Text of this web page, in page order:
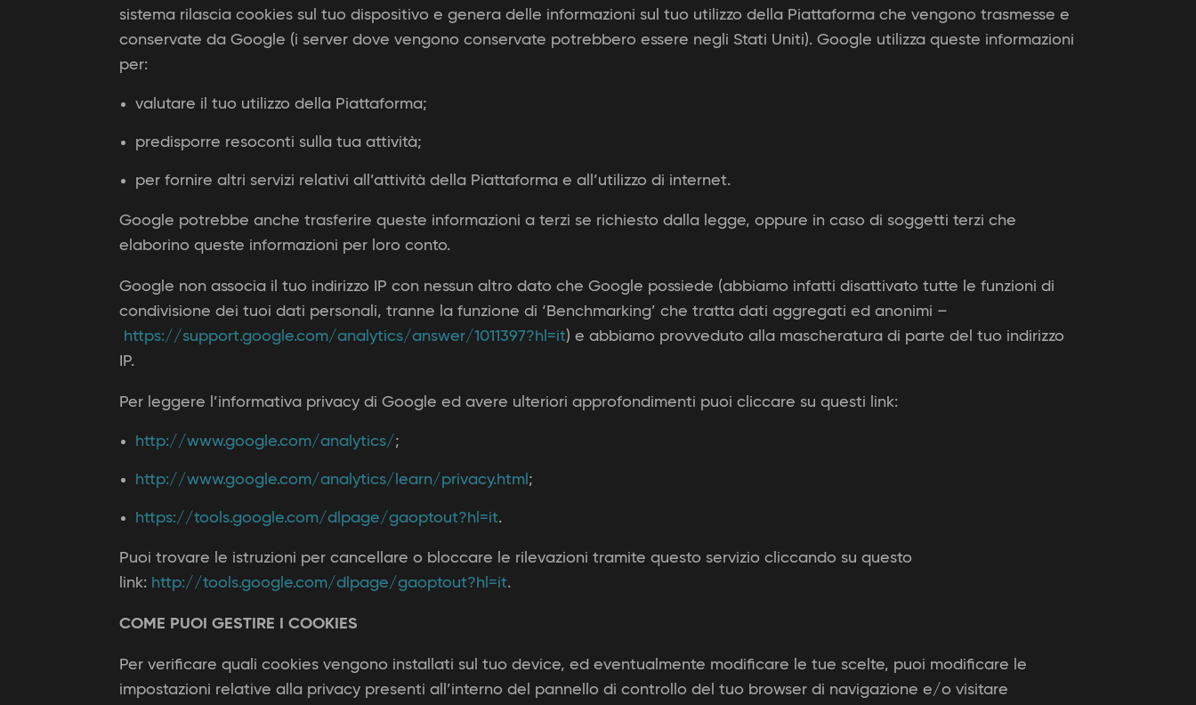
sistema rilascia cookies sul tuo dispositivo e genera delle informazioni sul tuo utilizzo della Piattaforma che vengono trasmesse e
conservate da Google (i server dove vengono conservate potrebbero essere negli Stati Uniti). Google utilizza queste informazioni
per:
valutare il tuo utilizzo della Piattaforma;
predisporre resoconti sulla tua attività;
per fornire altri servizi relativi all’attività della Piattaforma e all’utilizzo di internet.
Google potrebbe anche trasferire queste informazioni a terzi se richiesto dalla legge, oppure in caso di soggetti terzi che
elaborino queste informazioni per loro conto.
Google non associa il tuo indirizzo IP con nessun altro dato che Google possiede (abbiamo infatti disattivato tutte le funzioni di
condivisione dei tuoi dati personali, tranne la funzione di ‘Benchmarking’ che tratta dati aggregati ed anonimi –
https://support.google.com/analytics/answer/1011397?hl=it) e abbiamo provveduto alla mascheratura di parte del tuo indirizzo
IP.
Per leggere l’informativa privacy di Google ed avere ulteriori approfondimenti puoi cliccare su questi link:
http://www.google.com/analytics/;
http://www.google.com/analytics/learn/privacy.html ;
https://tools.google.com/dlpage/gaoptout?hl=it.
Puoi trovare le istruzioni per cancellare o bloccare le rilevazioni tramite questo servizio cliccando su questo
link: http://tools.google.com/dlpage/gaoptout?hl=it.
COME PUOI GESTIRE I COOKIES
Per verificare quali cookies vengono installati sul tuo device, ed eventualmente modificare le tue scelte, puoi modificare le
impostazioni relative alla privacy presenti all’interno del pannello di controllo del tuo browser di navigazione e/o visitare